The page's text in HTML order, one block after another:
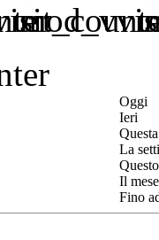
Oggi
Ieri
La
Il
Fino